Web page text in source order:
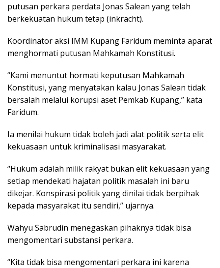
putusan perkara perdata Jonas Salean yang telah
berkekuatan hukum tetap (inkracht).
Koordinator aksi IMM Kupang Faridum meminta aparat
menghormati putusan Mahkamah Konstitusi.
“Kami menuntut hormati keputusan Mahkamah
Konstitusi, yang menyatakan kalau Jonas Salean tidak
bersalah melalui korupsi aset Pemkab Kupang,” kata
Faridum.
Ia menilai hukum tidak boleh jadi alat politik serta elit
kekuasaan untuk kriminalisasi masyarakat.
“Hukum adalah milik rakyat bukan elit kekuasaan yang
setiap mendekati hajatan politik masalah ini baru
dikejar. Konspirasi politik yang dinilai tidak berpihak
kepada masyarakat itu sendiri,” ujarnya.
Wahyu Sabrudin menegaskan pihaknya tidak bisa
mengomentari substansi perkara.
“Kita tidak bisa mengomentari perkara ini karena